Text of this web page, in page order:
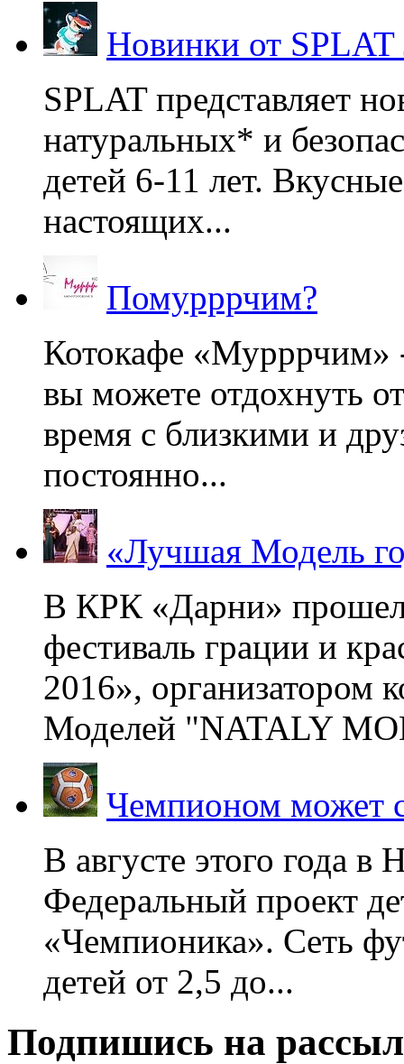
Новинки от
SPLAT представляет
натуральных* и
детей 6-11 лет.
настоящих...
Помурррчим?
Котокафе «Мурррчим»
вы можете отдохнуть
время с близкими и
постоянно...
«Лучшая Модель
В КРК «Дарни»
фестиваль грации и
2016», организатором
Моделей "NATALY
Чемпионом может
В августе этого года
Федеральный проект
«Чемпионика». Сеть
детей от 2,5 до...
Подпишись на